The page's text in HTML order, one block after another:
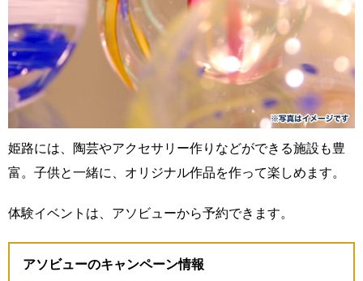
姫路には、陶芸やアクセサリー作りなどができる施設も豊
富。子供と一緒に、オリジナル作品を作って楽しめます。
体験イベントは、アソビューから予約できます。
アソビューのキャンペーン情報